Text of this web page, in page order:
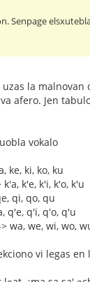
Senpage
la malnovan
afero. Jen
vokalo
ke, ki, ko, ku
k'e, k'i, k'o, k'u
qi, qo, qu
q'e, q'i, q'o, q'u
wa, we, wi, wo,
vi legas en